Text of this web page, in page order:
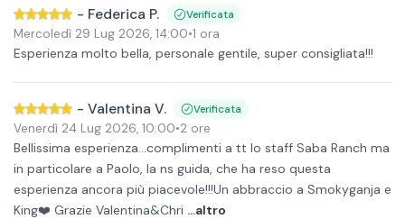
- Federica P. Verificata
Mercoledì 29 Lug 2026, 14:00•1 ora
Esperienza molto bella, personale gentile, super consigliata!!!
- Valentina V. Verificata
Venerdì 24 Lug 2026, 10:00•2 ore
Bellissima esperienza...complimenti a tt lo staff Saba Ranch ma
in particolare a Paolo, la ns guida, che ha reso questa
esperienza ancora più piacevole!!!Un abbraccio a Smokyganja e
King❤️ Grazie Valentina&Chri ...altro